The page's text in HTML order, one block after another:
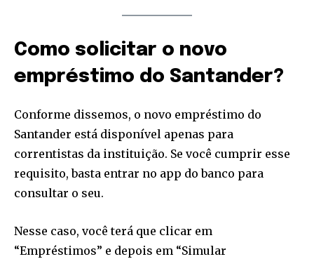
Join our community of
SUBSCRIBERS and be part of the
conversation.
To subscribe, simply enter your email address on our website
or click the subscribe button below. Don't worry, we respect
your privacy and won't spam your inbox. Your information is
safe with us.
SUBSCRIBE
Como solicitar o novo
empréstimo do Santander?
Conforme dissemos, o novo empréstimo do
Santander está disponível apenas para
correntistas da instituição. Se você cumprir esse
requisito, basta entrar no app do banco para
consultar o seu.
Nesse caso, você terá que clicar em
“Empréstimos” e depois em “Simular